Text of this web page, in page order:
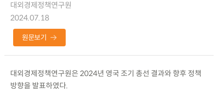
대외경제정책연구원
2024.07.18
원문보기
대외경제정책연구원은 2024년 영국 조기 총선 결과와 향후 정책
방향을 발표하였다.